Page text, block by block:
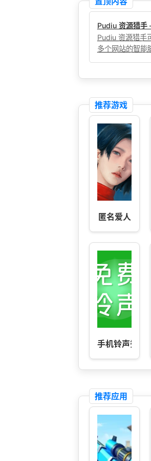
Pudiu 资源猎手
Pudiu 资源猎手
多个网站的智能
推荐游戏
匿名爱人
手机铃声秀
推荐应用